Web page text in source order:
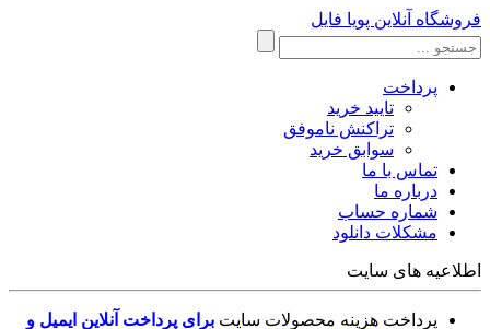
فروشگاه آنلاین پویا فایل
پرداخت
تایید خرید
تراکنش ناموفق
سوابق خرید
تماس با ما
درباره ما
شماره حساب
مشکلات دانلود
اطلاعیه های سایت
پرداخت هزینه محصولات سایت برای پرداخت آنلاین ایمیل و